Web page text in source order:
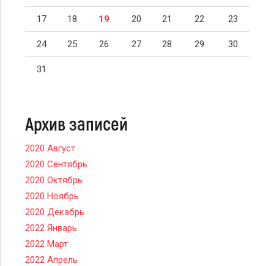
17 18 19 20 21 22 23
24 25 26 27 28 29 30
31
Архив записей
2020 Август
2020 Сентябрь
2020 Октябрь
2020 Ноябрь
2020 Декабрь
2022 Январь
2022 Март
2022 Апрель